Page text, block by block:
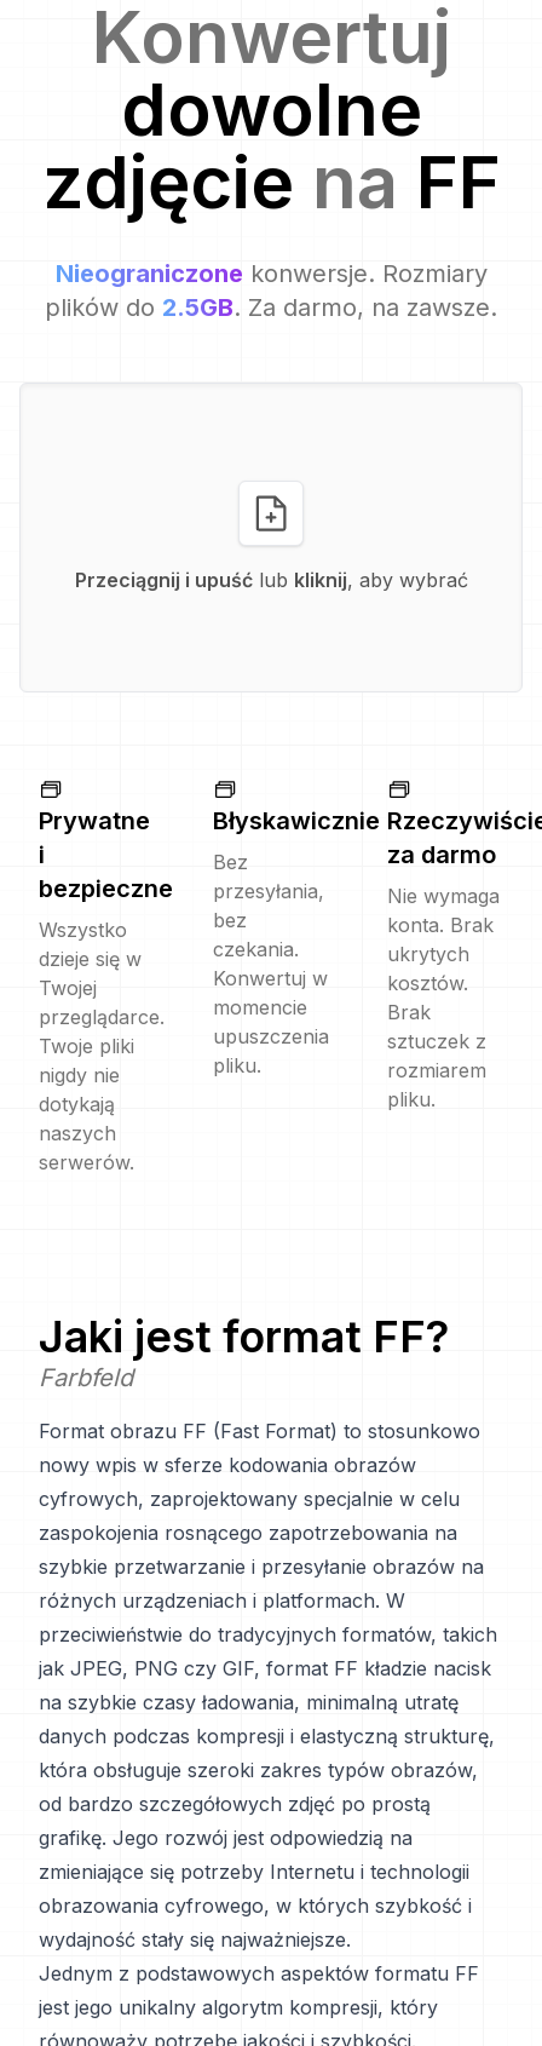
Konwertuj
dowolne
zdjęcie na FF
Nieograniczone konwersje. Rozmiary
plików do 2.5GB. Za darmo, na zawsze.
Przeciągnij i upuść lub kliknij, aby wybrać
Prywatne
i
bezpieczne
Wszystko
dzieje się w
Twojej
przeglądarce.
Twoje pliki
nigdy nie
dotykają
naszych
serwerów.
Błyskawicznie
Bez
przesyłania,
bez
czekania.
Konwertuj w
momencie
upuszczenia
pliku.
za darmo
Nie wymaga
konta. Brak
ukrytych
kosztów.
Brak
sztuczek z
rozmiarem
pliku.
Jaki jest format FF?
Farbfeld
Format obrazu FF (Fast Format) to stosunkowo
nowy wpis w sferze kodowania obrazów
cyfrowych, zaprojektowany specjalnie w celu
zaspokojenia rosnącego zapotrzebowania na
szybkie przetwarzanie i przesyłanie obrazów na
różnych urządzeniach i platformach. W
przeciwieństwie do tradycyjnych formatów, takich
jak JPEG, PNG czy GIF, format FF kładzie nacisk
na szybkie czasy ładowania, minimalną utratę
danych podczas kompresji i elastyczną strukturę,
która obsługuje szeroki zakres typów obrazów,
od bardzo szczegółowych zdjęć po prostą
grafikę. Jego rozwój jest odpowiedzią na
zmieniające się potrzeby Internetu i technologii
obrazowania cyfrowego, w których szybkość i
wydajność stały się najważniejsze.
Jednym z podstawowych aspektów formatu FF
jest jego unikalny algorytm kompresji, który
równoważy potrzebę jakości i szybkości.